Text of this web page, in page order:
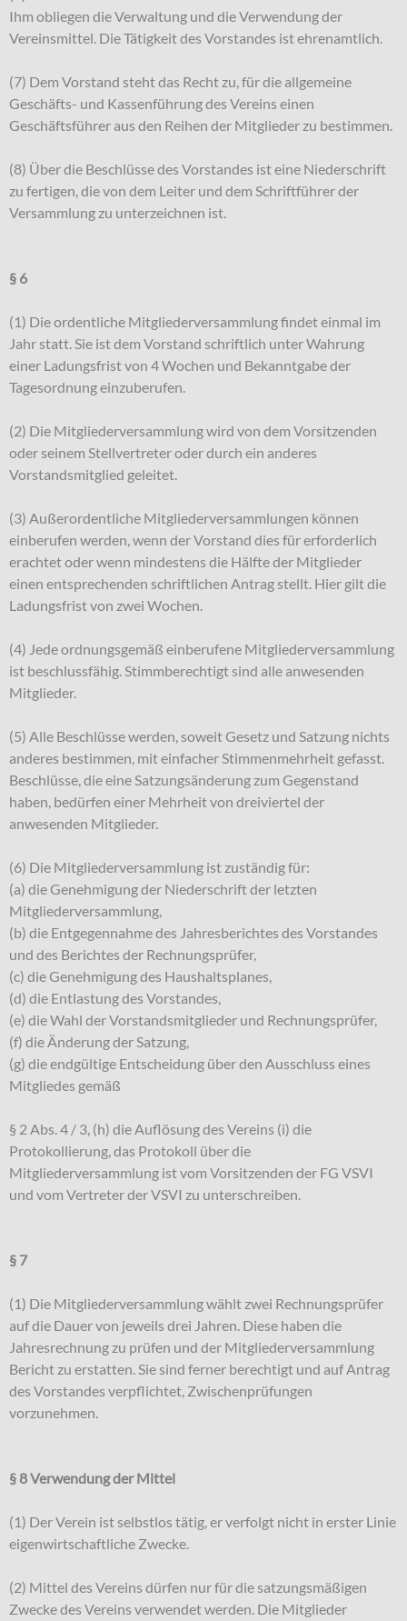
Ihm obliegen die Verwaltung und die Verwendung der
Vereinsmittel. Die Tätigkeit des Vorstandes ist ehrenamtlich.
(7) Dem Vorstand steht das Recht zu, für die allgemeine
Geschäfts- und Kassenführung des Vereins einen
Geschäftsführer aus den Reihen der Mitglieder zu bestimmen.
(8) Über die Beschlüsse des Vorstandes ist eine Niederschrift
zu fertigen, die von dem Leiter und dem Schriftführer der
Versammlung zu unterzeichnen ist.
§ 6
(1) Die ordentliche Mitgliederversammlung findet einmal im
Jahr statt. Sie ist dem Vorstand schriftlich unter Wahrung
einer Ladungsfrist von 4 Wochen und Bekanntgabe der
Tagesordnung einzuberufen.
(2) Die Mitgliederversammlung wird von dem Vorsitzenden
oder seinem Stellvertreter oder durch ein anderes
Vorstandsmitglied geleitet.
(3) Außerordentliche Mitgliederversammlungen können
einberufen werden, wenn der Vorstand dies für erforderlich
erachtet oder wenn mindestens die Hälfte der Mitglieder
einen entsprechenden schriftlichen Antrag stellt. Hier gilt die
Ladungsfrist von zwei Wochen.
(4) Jede ordnungsgemäß einberufene Mitgliederversammlung
ist beschlussfähig. Stimmberechtigt sind alle anwesenden
Mitglieder.
(5) Alle Beschlüsse werden, soweit Gesetz und Satzung nichts
anderes bestimmen, mit einfacher Stimmenmehrheit gefasst.
Beschlüsse, die eine Satzungsänderung zum Gegenstand
haben, bedürfen einer Mehrheit von dreiviertel der
anwesenden Mitglieder.
(6) Die Mitgliederversammlung ist zuständig für:
(a) die Genehmigung der Niederschrift der letzten
Mitgliederversammlung,
(b) die Entgegennahme des Jahresberichtes des Vorstandes
und des Berichtes der Rechnungsprüfer,
(c) die Genehmigung des Haushaltsplanes,
(d) die Entlastung des Vorstandes,
(e) die Wahl der Vorstandsmitglieder und Rechnungsprüfer,
(f) die Änderung der Satzung,
(g) die endgültige Entscheidung über den Ausschluss eines
Mitgliedes gemäß
§ 2 Abs. 4 / 3, (h) die Auflösung des Vereins (i) die
Protokollierung, das Protokoll über die
Mitgliederversammlung ist vom Vorsitzenden der FG VSVI
und vom Vertreter der VSVI zu unterschreiben.
§ 7
(1) Die Mitgliederversammlung wählt zwei Rechnungsprüfer
auf die Dauer von jeweils drei Jahren. Diese haben die
Jahresrechnung zu prüfen und der Mitgliederversammlung
Bericht zu erstatten. Sie sind ferner berechtigt und auf Antrag
des Vorstandes verpflichtet, Zwischenprüfungen
vorzunehmen.
§ 8 Verwendung der Mittel
(1) Der Verein ist selbstlos tätig, er verfolgt nicht in erster Linie
eigenwirtschaftliche Zwecke.
(2) Mittel des Vereins dürfen nur für die satzungsmäßigen
Zwecke des Vereins verwendet werden. Die Mitglieder